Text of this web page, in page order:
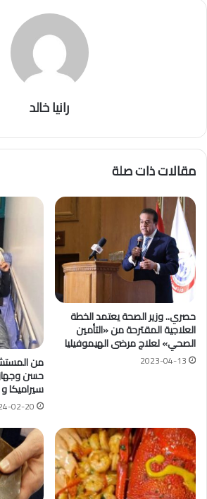
رانيا خالد
مقالات ذات صلة
حصري.. وزير الصحة يعتمد الخطة
العلاجية المقترحة من «التأمين
الصحي» لعلاج مرضى الهيموفيليا
2023-04-13 من
حسن
سيراميكا
02-20